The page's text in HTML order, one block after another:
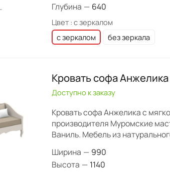
Глубина — 640
Цвет : с зеркалом
с зеркалом
без зеркала
Кровать софа
Доступно к заказу
Кровать софа Анжелика с
производителя Муромские
Ваниль. Мебель из
Ширина — 990
Высота — 1140